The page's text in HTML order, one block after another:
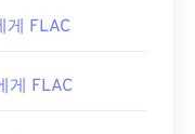
게 FLAC
게 FLAC